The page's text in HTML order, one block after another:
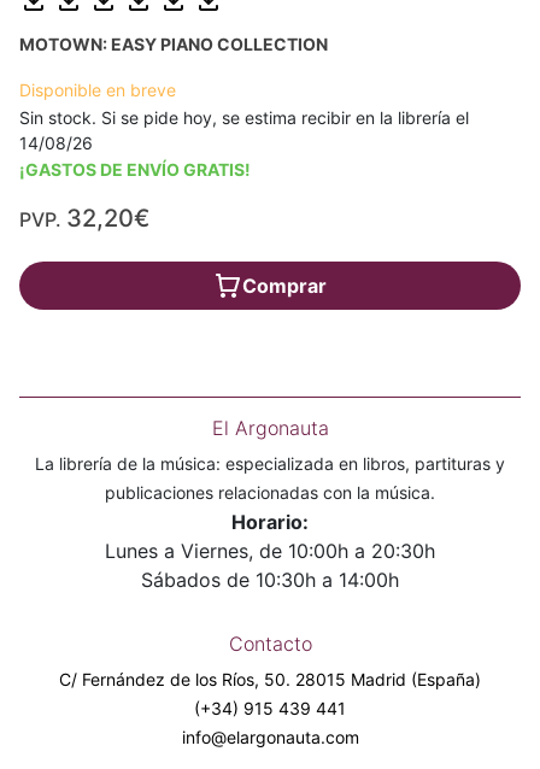
MOTOWN: EASY PIANO COLLECTION
Disponible en breve
Sin stock. Si se pide hoy, se estima recibir en la librería el
14/08/26
¡GASTOS DE ENVÍO GRATIS!
PVP. 32,20€
Comprar
El Argonauta
La librería de la música: especializada en libros, partituras y
publicaciones relacionadas con la música.
Horario:
Lunes a Viernes, de 10:00h a 20:30h
Sábados de 10:30h a 14:00h
Contacto
C/ Fernández de los Ríos, 50. 28015 Madrid (España)
(+34) 915 439 441
info@elargonauta.com